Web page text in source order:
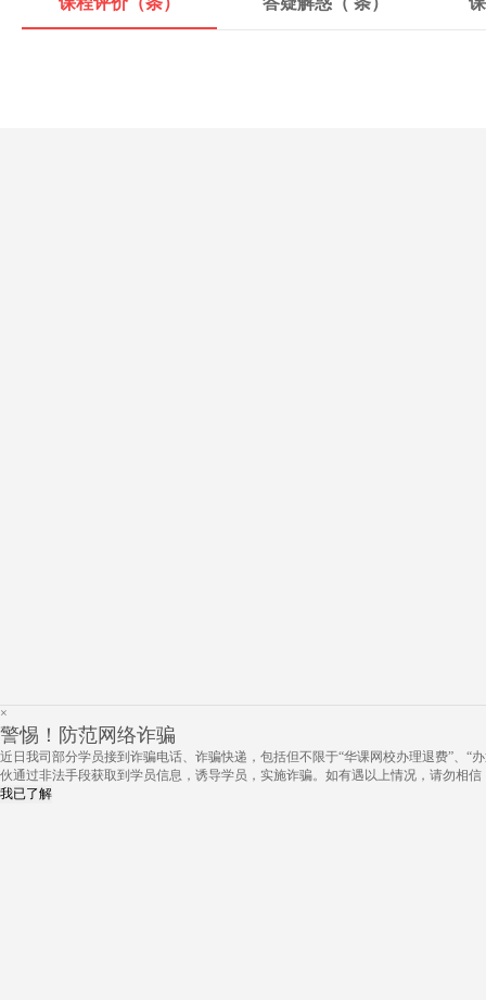
×
警惕！防范网络诈骗
近日我司部分学员接到诈骗电话、诈骗快递，包括但不限于“华课网校办理退费”、“
伙通过非法手段获取到学员信息，诱导学员，实施诈骗。如有遇以上情况，请勿相
我已了解